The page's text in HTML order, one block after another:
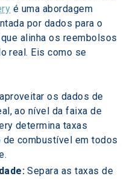
é uma abordagem
por dados para o
alinha os reembolsos
real. Eis como se
os dados de
ao nível da faixa de
determina taxas
combustível em todos
Separa as taxas de